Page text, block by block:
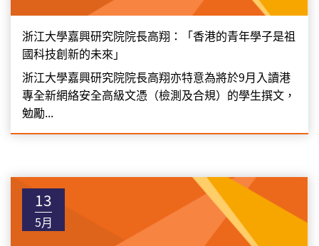
浙江大學嘉興研究院院長高翔：「香港的青年學子是祖
國科技創新的未來」
浙江大學嘉興研究院院長高翔亦特意為將於9月入讀港
專全新網絡安全高級文憑（檢測及合規）的學生撰文，
勉勵...
13
5月